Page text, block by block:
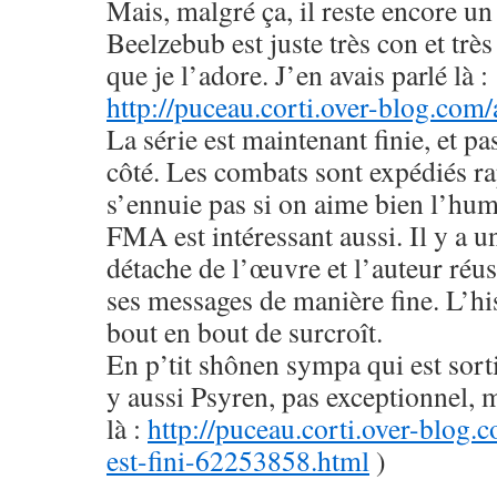
Mais, malgré ça, il reste encore
Beelzebub est juste très con et
que je l’adore. J’en avais parlé là :
http://puceau.corti.over-
La série est maintenant finie, et
côté. Les combats sont expédiés
s’ennuie pas si on aime bien
FMA est intéressant aussi. Il y a
détache de l’œuvre et l’auteur
ses messages de manière fine.
bout en bout de surcroît.
En p’tit shônen sympa qui est
y aussi Psyren, pas exceptionnel,
là : http://puceau.corti.over-
est-fini-62253858.html )